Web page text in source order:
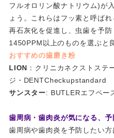
フルオロリン酸ナトリウム)が
ょう。これらはフッ素と呼ば
再石灰化を促進し、虫歯を予
1450PPM以上のものを選ぶと
おすすめの歯磨き粉
LION ：クリニカネクストステ
ジ・DENTCheckupstandard
サンスター: BUTLERエフペー
歯周病・歯肉炎が気になる、
歯周病や歯肉炎を予防したい